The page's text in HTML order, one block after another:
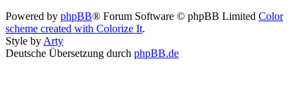
Powered by phpBB® Forum Software © phpBB Limited Color
scheme created with Colorize It.
Style byArty
Deutsche Übersetzung durch phpBB.de